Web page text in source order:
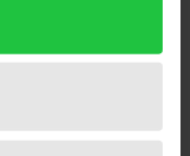
edition of this
and practice
with important
roles and